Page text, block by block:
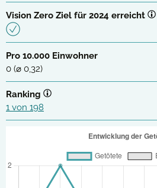
Vision Zero Ziel für 2024 erreicht
Pro 10.000 Einwohner
0 (⌀ 0,32)
Ranking
1 von 198